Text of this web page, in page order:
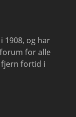
1908, og har
for alle
fortid i